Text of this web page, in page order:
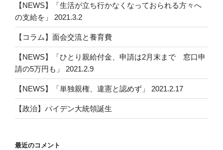
【NEWS】「生活が立ち行かなくなっておられる方々へ
の支給を」 2021.3.2
【コラム】面会交流と養育費
【NEWS】「ひとり親給付金、申請は2月末まで 窓口申
請の5万円も」 2021.2.9
【NEWS】「単独親権、違憲と認めず」 2021.2.17
【政治】バイデン大統領誕生
最近のコメント